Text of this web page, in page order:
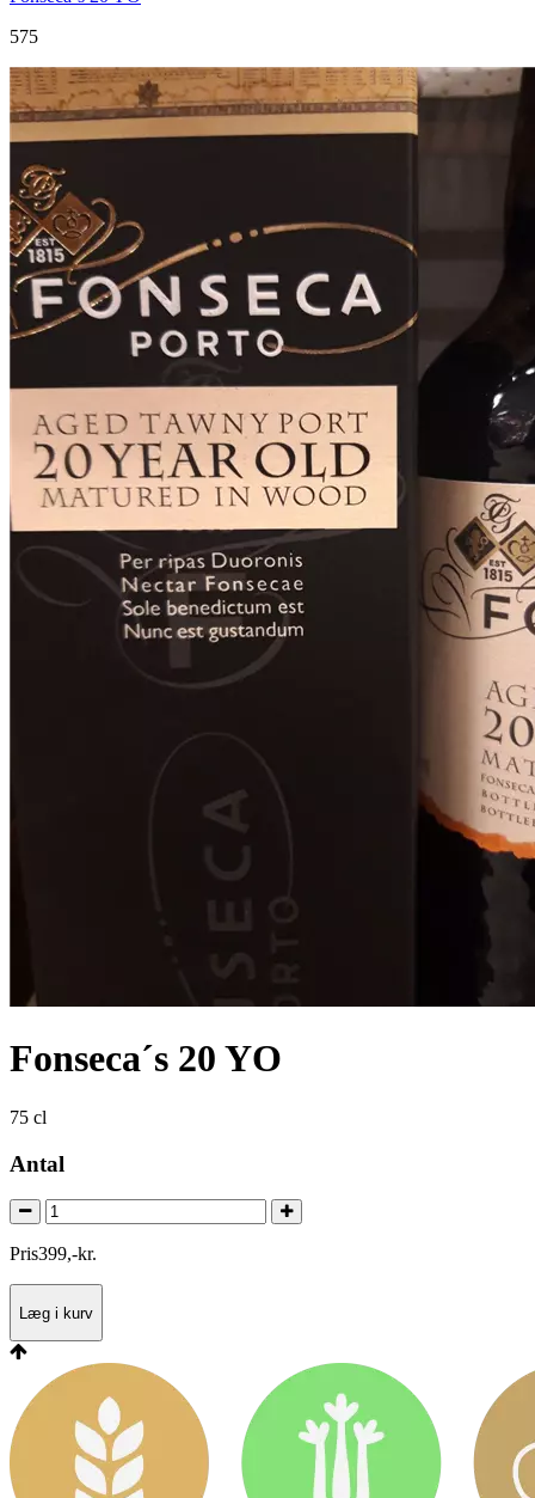
575
Fonseca´s 20 YO
75 cl
Antal
Pris399,-kr.
Læg i kurv